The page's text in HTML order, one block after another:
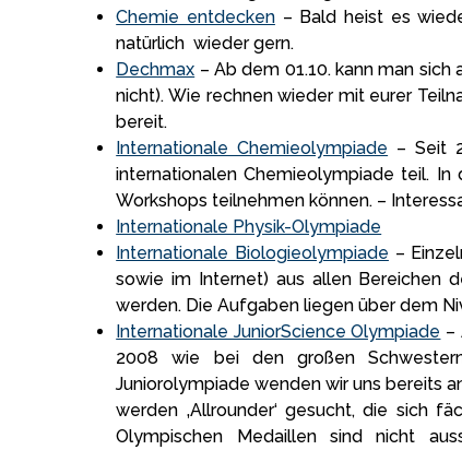
Chemie entdecken– Bald heist es
natürlich wieder gern.
Dechmax – Ab dem 01.10. kann man
nicht). Wie rechnen wieder mit eurer
bereit.
Internationale Chemieolympiade – Seit
internationalen Chemieolympiade teil.
Workshops teilnehmen können. –
Internationale Physik-Olympiade
Internationale Biologieolympiade –
sowie im Internet) aus allen Bereichen
werden. Die Aufgaben liegen über dem
Internationale JuniorScience Olympiade –
2008 wie bei den großen
Juniorolympiade wenden wir uns bereits
werden ‚Allrounder‘ gesucht, die sich
Olympischen Medaillen sind nicht